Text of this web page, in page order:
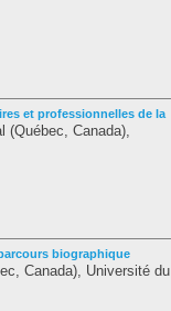
et professionnelles de la
(Québec, Canada),
biographique
Canada), Université du